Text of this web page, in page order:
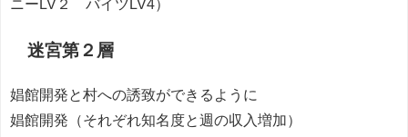
ニーLV２ バイツLV4）
迷宮第２層
娼館開発と村への誘致ができるように
娼館開発（それぞれ知名度と週の収入増加）